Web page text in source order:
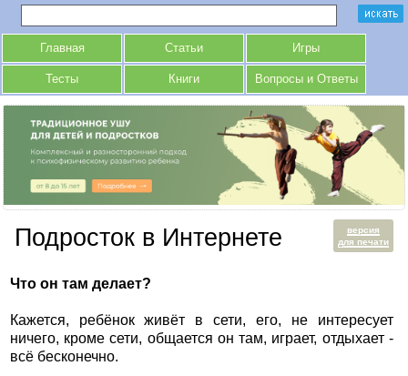
Главная Статьи Игры
Тесты Книги Вопросы и Ответы
версия
для печати
Подросток в Интернете
Что он там делает?
Кажется, ребёнок живёт в сети, его, не интересует
ничего, кроме сети, общается он там, играет, отдыхает -
всё бесконечно.